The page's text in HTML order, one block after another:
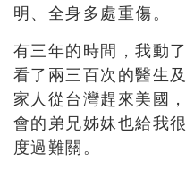
明、全身多處重傷。
有三年的時間，我動
看了兩三百次的醫生
家人從台灣趕來美國
會的弟兄姊妹也給我
度過難關。